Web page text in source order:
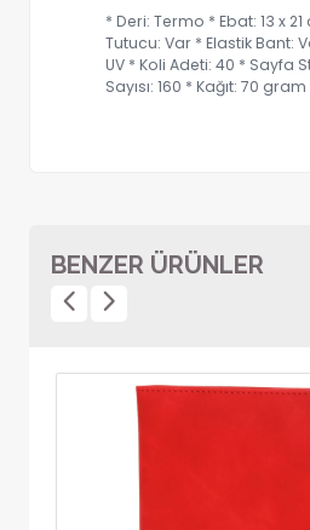
* Deri: Termo * Ebat: 13 x
Tutucu: Var * Elastik Bant:
UV * Koli Adeti: 40 * Sayfa
Sayısı: 160 * Kağıt: 70
BENZER ÜRÜNLER